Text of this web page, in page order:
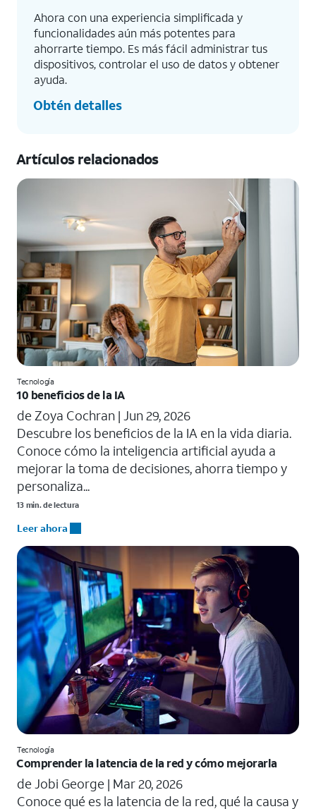
Ahora con una experiencia simplificada y
funcionalidades aún más potentes para
ahorrarte tiempo. Es más fácil administrar tus
dispositivos, controlar el uso de datos y obtener
ayuda.
Obtén detalles
Artículos relacionados
Tecnología
10 beneficios de la IA
de Zoya Cochran | Jun 29, 2026
​​Descubre los beneficios de la IA en la vida diaria.
Conoce cómo la inteligencia artificial ayuda a
mejorar la toma de decisiones, ahorra tiempo y
personaliza...
13 min. de lectura
Leer ahora
Tecnología
Comprender la latencia de la red y cómo mejorarla
de Jobi George | Mar 20, 2026
Conoce qué es la latencia de la red, qué la causa y